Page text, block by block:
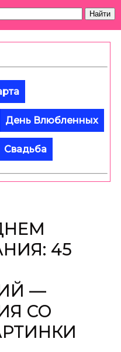
Найти
День Влюбленных
Свадьба
45
—
СО